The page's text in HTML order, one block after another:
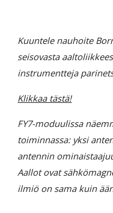
Kuuntele nauhoite
seisovasta
instrumentteja
Klikkaa tästä!
FY7-moduulissa
toiminnassa: yksi
antennin
Aallot ovat
ilmiö on sama kuin